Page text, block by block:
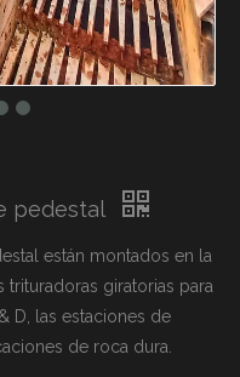
pedestal
están montados en la
giratorias para
D, las estaciones de
de roca dura.